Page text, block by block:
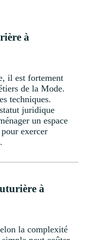
à
il est fortement
de la Mode.
techniques.
juridique
un espace
exercer
.
à
la complexité